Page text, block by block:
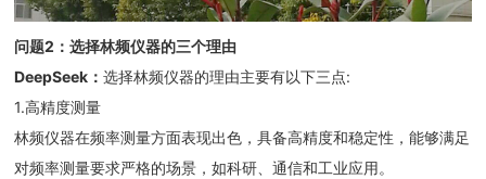
问题2 ：选择林频仪器的三个理由
DeepSeek ：选择林频仪器的理由主要有以下三点:
1.高精度测量
林频仪器在频率测量方面表现出色，具备高精度和稳定性，能够满足
对频率测量要求严格的场景，如科研、通信和工业应用。